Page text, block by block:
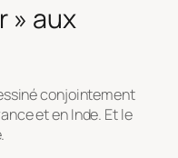
» aux
conjointement
et en Inde. Et le